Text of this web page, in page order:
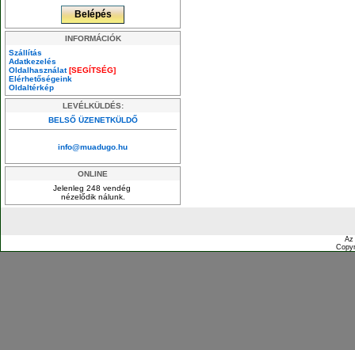
INFORMÁCIÓK
Szállítás
Adatkezelés
Oldalhasználat[SEGÍTSÉG]
Elérhetőségeink
Oldaltérkép
LEVÉLKÜLDÉS:
BELSŐ ÜZENETKÜLDŐ
info@muadugo.hu
ONLINE
Jelenleg 248 vendég
nézelődik nálunk.
Az